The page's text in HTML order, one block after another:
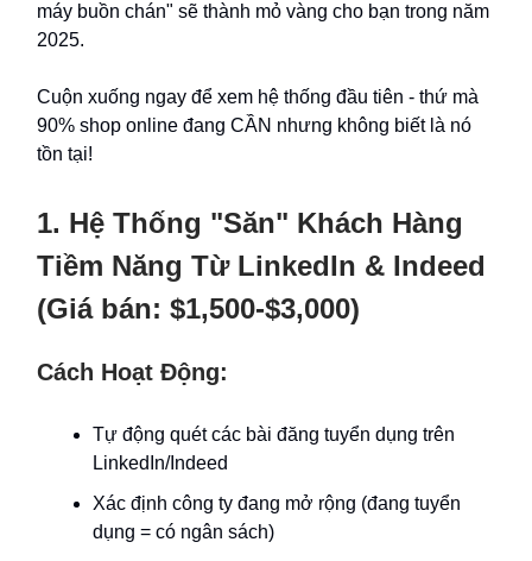
máy buồn chán" sẽ thành mỏ vàng cho bạn trong năm
2025.
Cuộn xuống ngay để xem hệ thống đầu tiên - thứ mà
90% shop online đang CẦN nhưng không biết là nó
tồn tại!
1. Hệ Thống "Săn" Khách Hàng
Tiềm Năng Từ LinkedIn & Indeed
(Giá bán: $1,500-$3,000)
Cách Hoạt Động:
Tự động quét các bài đăng tuyển dụng trên
LinkedIn/Indeed
Xác định công ty đang mở rộng (đang tuyển
dụng = có ngân sách)